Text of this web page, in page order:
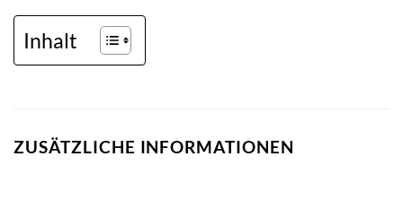
Inhalt
ZUSÄTZLICHE INFORMATIONEN